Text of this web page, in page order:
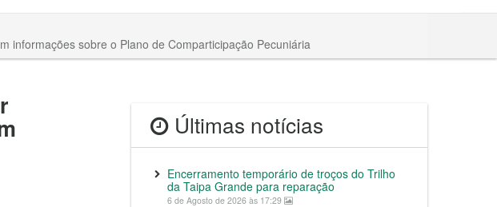
informações sobre o Plano de Comparticipação Pecuniária
Últimas notícias
Encerramento temporário de troços do Trilho
da Taipa Grande para reparação
6 de Agosto de 2026 às 17:29